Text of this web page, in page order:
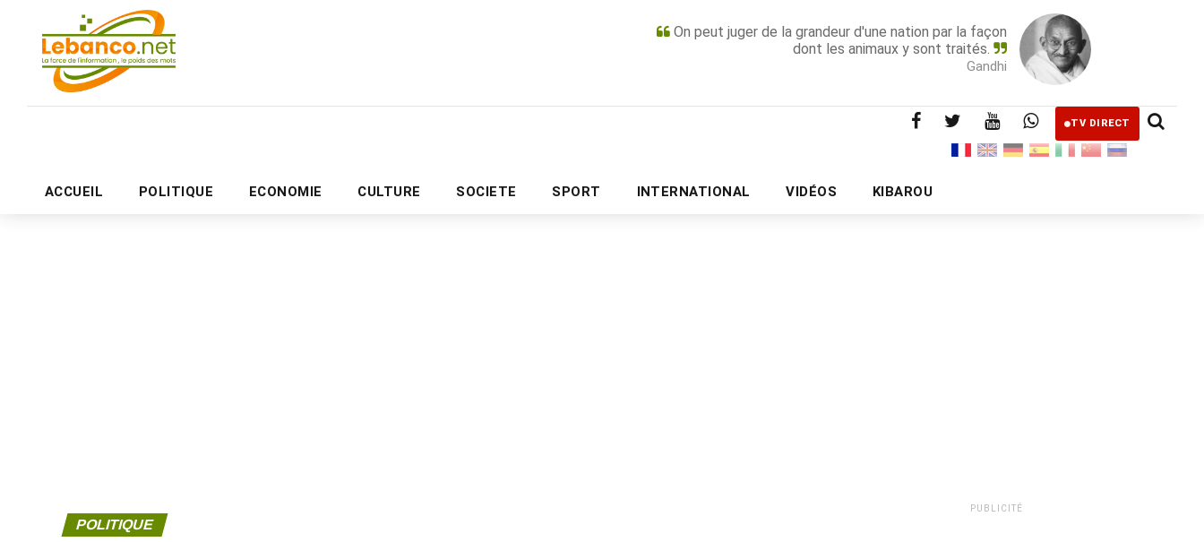
On peut juger de la grandeur d'une nation par la façon
dont les animaux y sont traités.
Gandhi
TV DIRECT
ACCUEIL POLITIQUE ECONOMIE CULTURE SOCIETE SPORT INTERNATIONAL VIDÉOS KIBAROU
PUBLICITÉ
POLITIQUE
PUBLICITÉ